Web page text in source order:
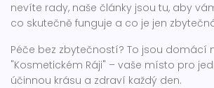
nevíte rady, naše články jsou tu, aby
co skutečně funguje a co je jen
Péče bez zbytečností? To jsou domácí
"Kosmetickém Ráji" – vaše místo pro
účinnou krásu a zdraví každý den.